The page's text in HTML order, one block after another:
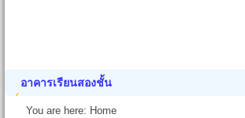
อาคารเรียนสองชั้น
You are here: Home